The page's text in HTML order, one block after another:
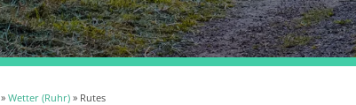
» Wetter (Ruhr) » Rutes